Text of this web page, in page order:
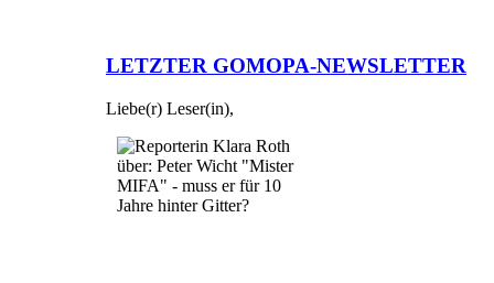
LETZTER GOMOPA-NEWSLETTER
Liebe(r) Leser(in),